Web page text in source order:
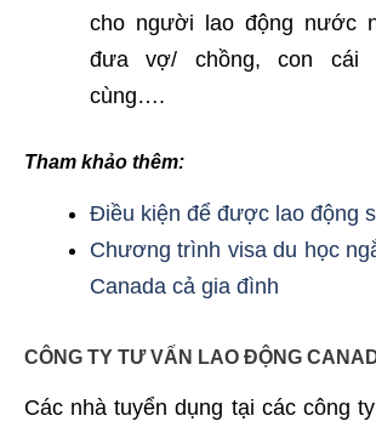
cho người lao động nước
đưa vợ/ chồng, con cái
cùng….
Tham khảo thêm:
Điều kiện để được lao động
Chương trình visa du học
Canada cả gia đình
CÔNG TY TƯ VẤN LAO ĐỘNG
Các nhà tuyển dụng tại các công